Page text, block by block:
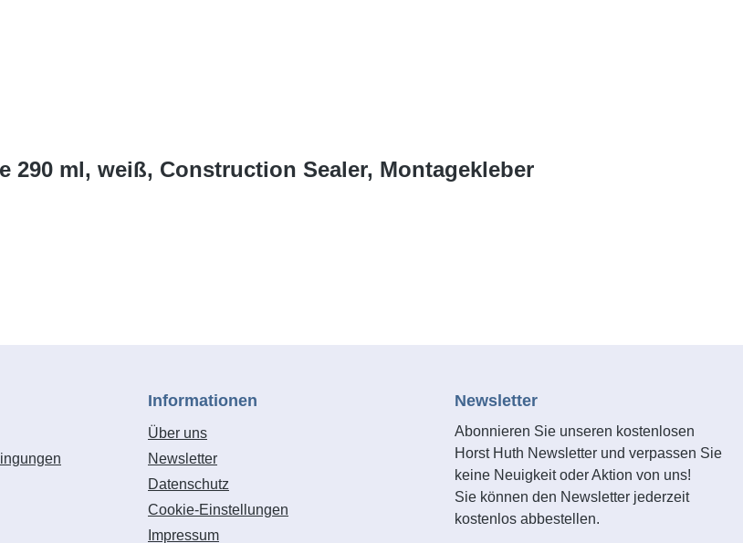
290 ml, weiß, Construction Sealer, Montagekleber
Informationen
Über uns
Newsletter
Datenschutz
Cookie-Einstellungen
Impressum
Newsletter
Abonnieren Sie unseren kostenlosen
Horst Huth Newsletter und verpassen Sie
keine Neuigkeit oder Aktion von uns!
Sie können den Newsletter jederzeit
kostenlos abbestellen.